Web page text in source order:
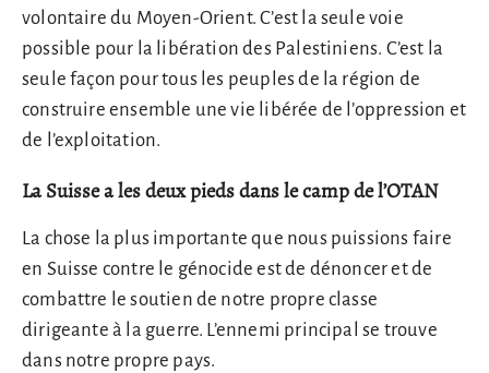
volontaire du Moyen-Orient. C’est la seule voie
possible pour la libération des Palestiniens. C’est la
seule façon pour tous les peuples de la région de
construire ensemble une vie libérée de l’oppression et
de l’exploitation.
La Suisse a les deux pieds dans le camp de l’OTAN
La chose la plus importante que nous puissions faire
en Suisse contre le génocide est de dénoncer et de
combattre le soutien de notre propre classe
dirigeante à la guerre. L’ennemi principal se trouve
dans notre propre pays.